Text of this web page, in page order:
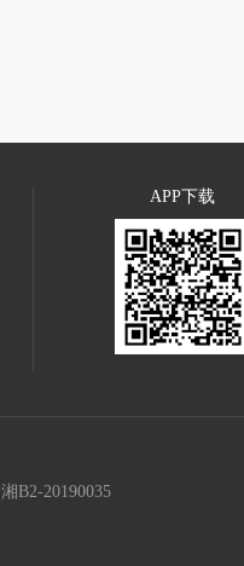
APP下载
湘B2-20190035